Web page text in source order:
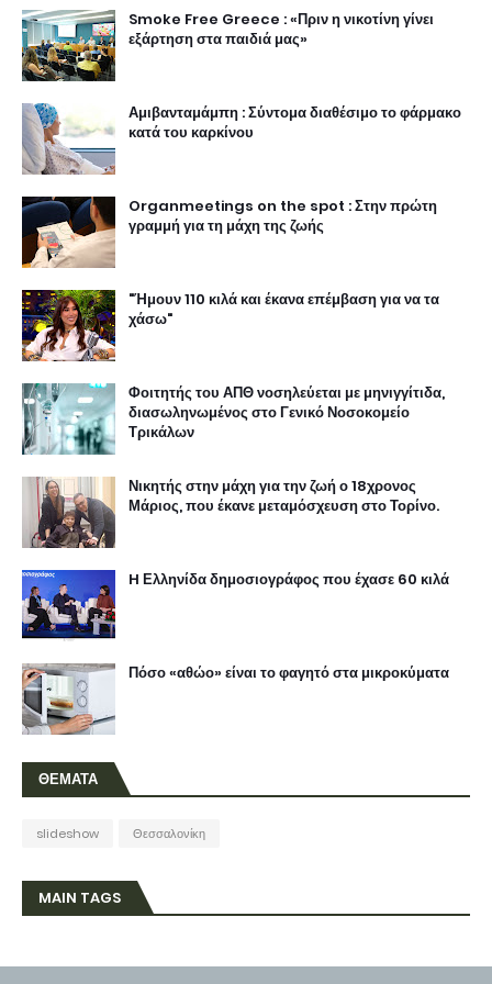
Smoke Free Greece : «Πριν η νικοτίνη γίνει
εξάρτηση στα παιδιά μας»
Αμιβανταμάμπη : Σύντομα διαθέσιμο το φάρμακο
κατά του καρκίνου
Organmeetings on the spot : Στην πρώτη
γραμμή για τη μάχη της ζωής
"Ήμουν 110 κιλά και έκανα επέμβαση για να τα
χάσω"
Φοιτητής του ΑΠΘ νοσηλεύεται με μηνιγγίτιδα,
διασωληνωμένος στο Γενικό Νοσοκομείο
Τρικάλων
Νικητής στην μάχη για την ζωή ο 18χρονος
Μάριος, που έκανε μεταμόσχευση στο Τορίνο.
H Ελληνίδα δημοσιογράφος που έχασε 60 κιλά
Πόσο «αθώο» είναι το φαγητό στα μικροκύματα
ΘΕΜΑΤΑ
slideshow Θεσσαλονίκη
MAIN TAGS